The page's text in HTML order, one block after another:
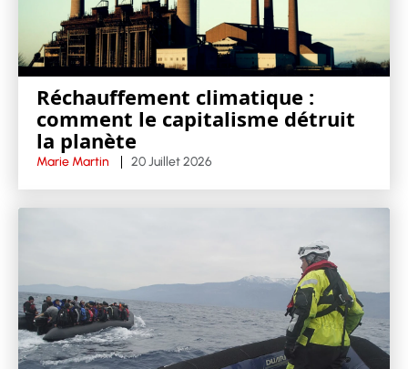
Réchauffement climatique :
comment le capitalisme détruit
la planète
Marie Martin 20 Juillet 2026